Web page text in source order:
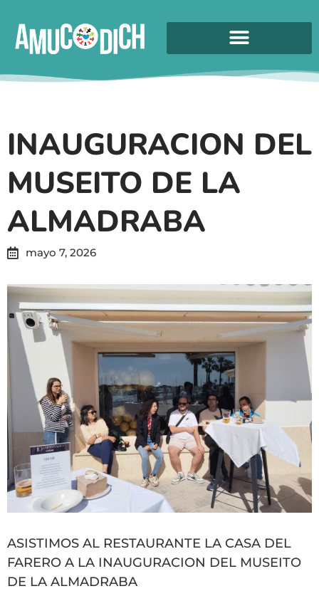
INAUGURACION DEL
MUSEITO DE LA
ALMADRABA
mayo 7, 2026
ASISTIMOS AL RESTAURANTE LA CASA DEL
FARERO A LA INAUGURACION DEL MUSEITO
DE LA ALMADRABA